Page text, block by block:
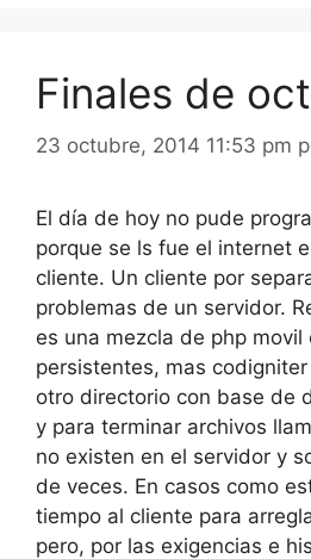
Finales de
23 octubre, 2014 11:53 pm
El día de hoy no pude
porque se ls fue el internet
cliente. Un cliente por
problemas de un servidor.
es una mezcla de php movil
persistentes, mas
otro directorio con base de
y para terminar archivos
no existen en el servidor y
de veces. En casos como
tiempo al cliente para
pero, por las exigencias e